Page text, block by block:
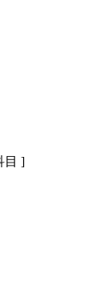
目 ]